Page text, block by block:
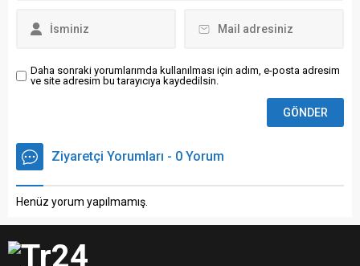
Daha sonraki yorumlarımda kullanılması için adım, e-posta adresim
ve site adresim bu tarayıcıya kaydedilsin.
Ziyaretçi Yorumları - 0 Yorum
Henüz yorum yapılmamış.